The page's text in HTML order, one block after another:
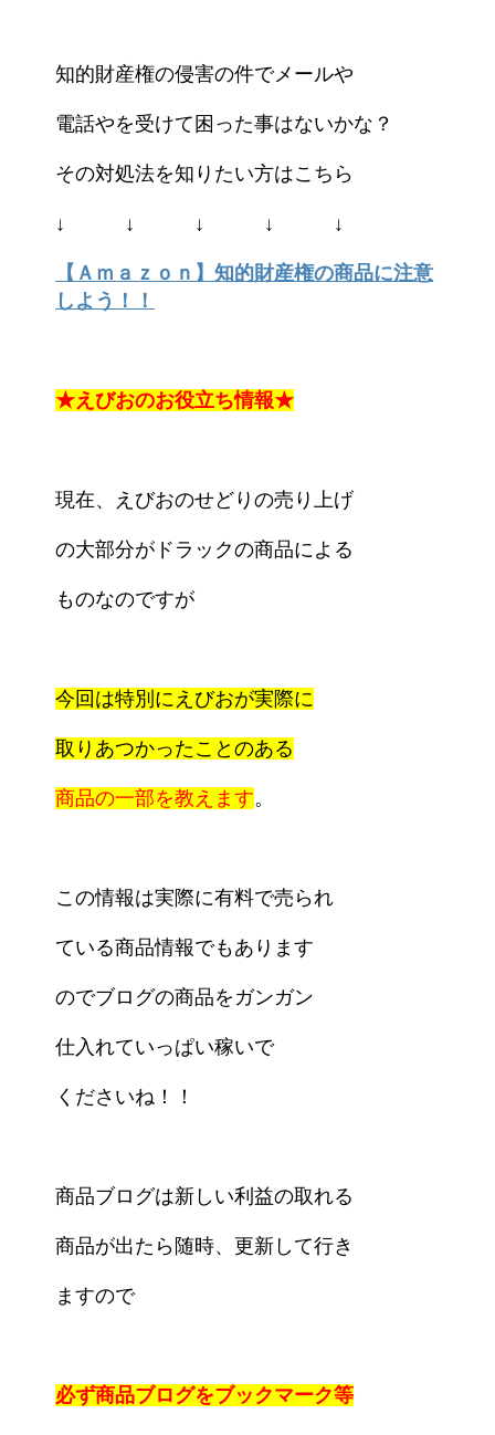
知的財産権の侵害の件でメールや
電話やを受けて困った事はないかな？
その対処法を知りたい方はこちら
↓ ↓ ↓ ↓ ↓
【Ａｍａｚｏｎ】知的財産権の商品に注意
しよう！！
★えびおのお役立ち情報★
現在、えびおのせどりの売り上げ
の大部分がドラックの商品による
ものなのですが
今回は特別にえびおが実際に
取りあつかったことのある
商品の一部を教えます。
この情報は実際に有料で売られ
ている商品情報でもあります
のでブログの商品をガンガン
仕入れていっぱい稼いで
くださいね！！
商品ブログは新しい利益の取れる
商品が出たら随時、更新して行き
ますので
必ず商品ブログをブックマーク等